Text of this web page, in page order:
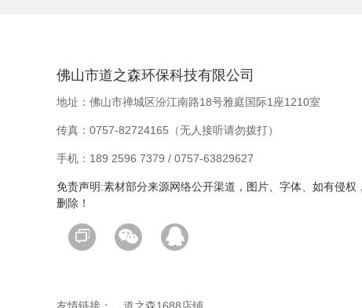
佛山市道之森环保科技有限公司
地址：佛山市禅城区汾江南路18号雅庭国际1座1210室
传真：0757-82724165（无人接听请勿拨打）
手机：189 2596 7379 / 0757-63829627
免责声明:素材部分来源网络公开渠道，图片、字体、如有侵权
删除！